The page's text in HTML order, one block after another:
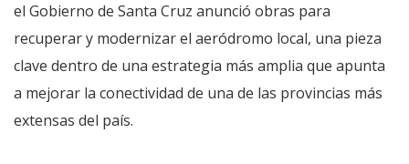
el Gobierno de Santa Cruz anunció obras para
recuperar y modernizar el aeródromo local, una pieza
clave dentro de una estrategia más amplia que apunta
a mejorar la conectividad de una de las provincias más
extensas del país.